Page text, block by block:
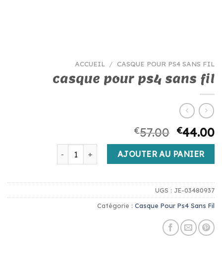
ACCUEIL / CASQUE POUR PS4 SANS FIL
casque pour ps4 sans fil
€57.00 €44.00
quantité de casque pour ps4 sans fil
AJOUTER AU PANIER
UGS : JE-03480937
Catégorie : Casque Pour Ps4 Sans Fil